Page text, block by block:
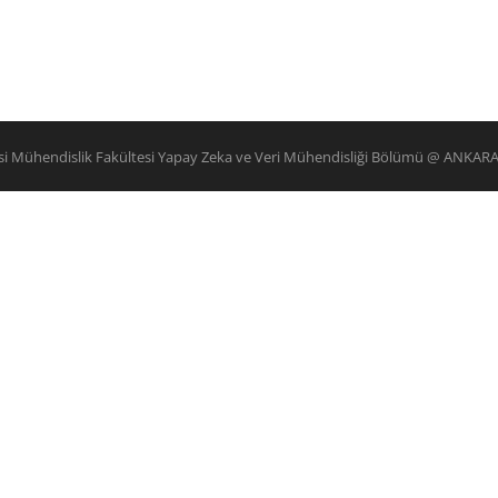
Mühendislik Fakültesi Yapay Zeka ve Veri Mühendisliği Bölümü @ ANKARA